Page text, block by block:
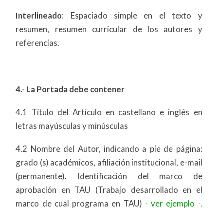
Interlineado: Espaciado simple en el texto y
resumen, resumen curricular de los autores y
referencias.
4.- La Portada debe contener
4.1 Título del Artículo en castellano e inglés en
letras mayúsculas y minúsculas
4.2 Nombre del Autor, indicando a pie de página:
grado (s) académicos, afiliación institucional, e-mail
(permanente). Identificación del marco de
aprobación en TAU (Trabajo desarrollado en el
marco de cual programa en TAU) - ver ejemplo -.